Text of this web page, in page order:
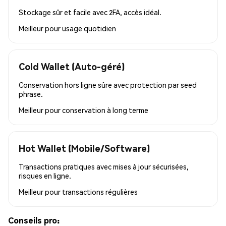
Stockage sûr et facile avec 2FA, accès idéal.
Meilleur pourusage quotidien
Cold Wallet (Auto-géré)
Conservation hors ligne sûre avec protection par seed
phrase.
Meilleur pourconservation à long terme
Hot Wallet (Mobile/Software)
Transactions pratiques avec mises à jour sécurisées,
risques en ligne.
Meilleur pour transactions régulières
Conseils pro: